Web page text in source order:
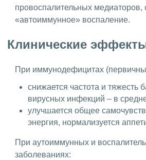
провоспалительных
«автоиммунное» воспаление.
Клинические
При иммунодефицитах
снижается частота и тяжесть
вирусных инфекций – в
улучшается общее
энергия, нормализуется
При аутоиммунных и
заболеваниях: